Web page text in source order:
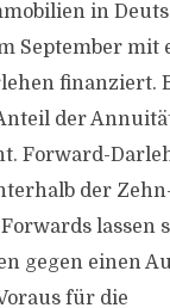
in
September mit
finanziert.
der
Forward-
der
lassen
gegen einen
für die